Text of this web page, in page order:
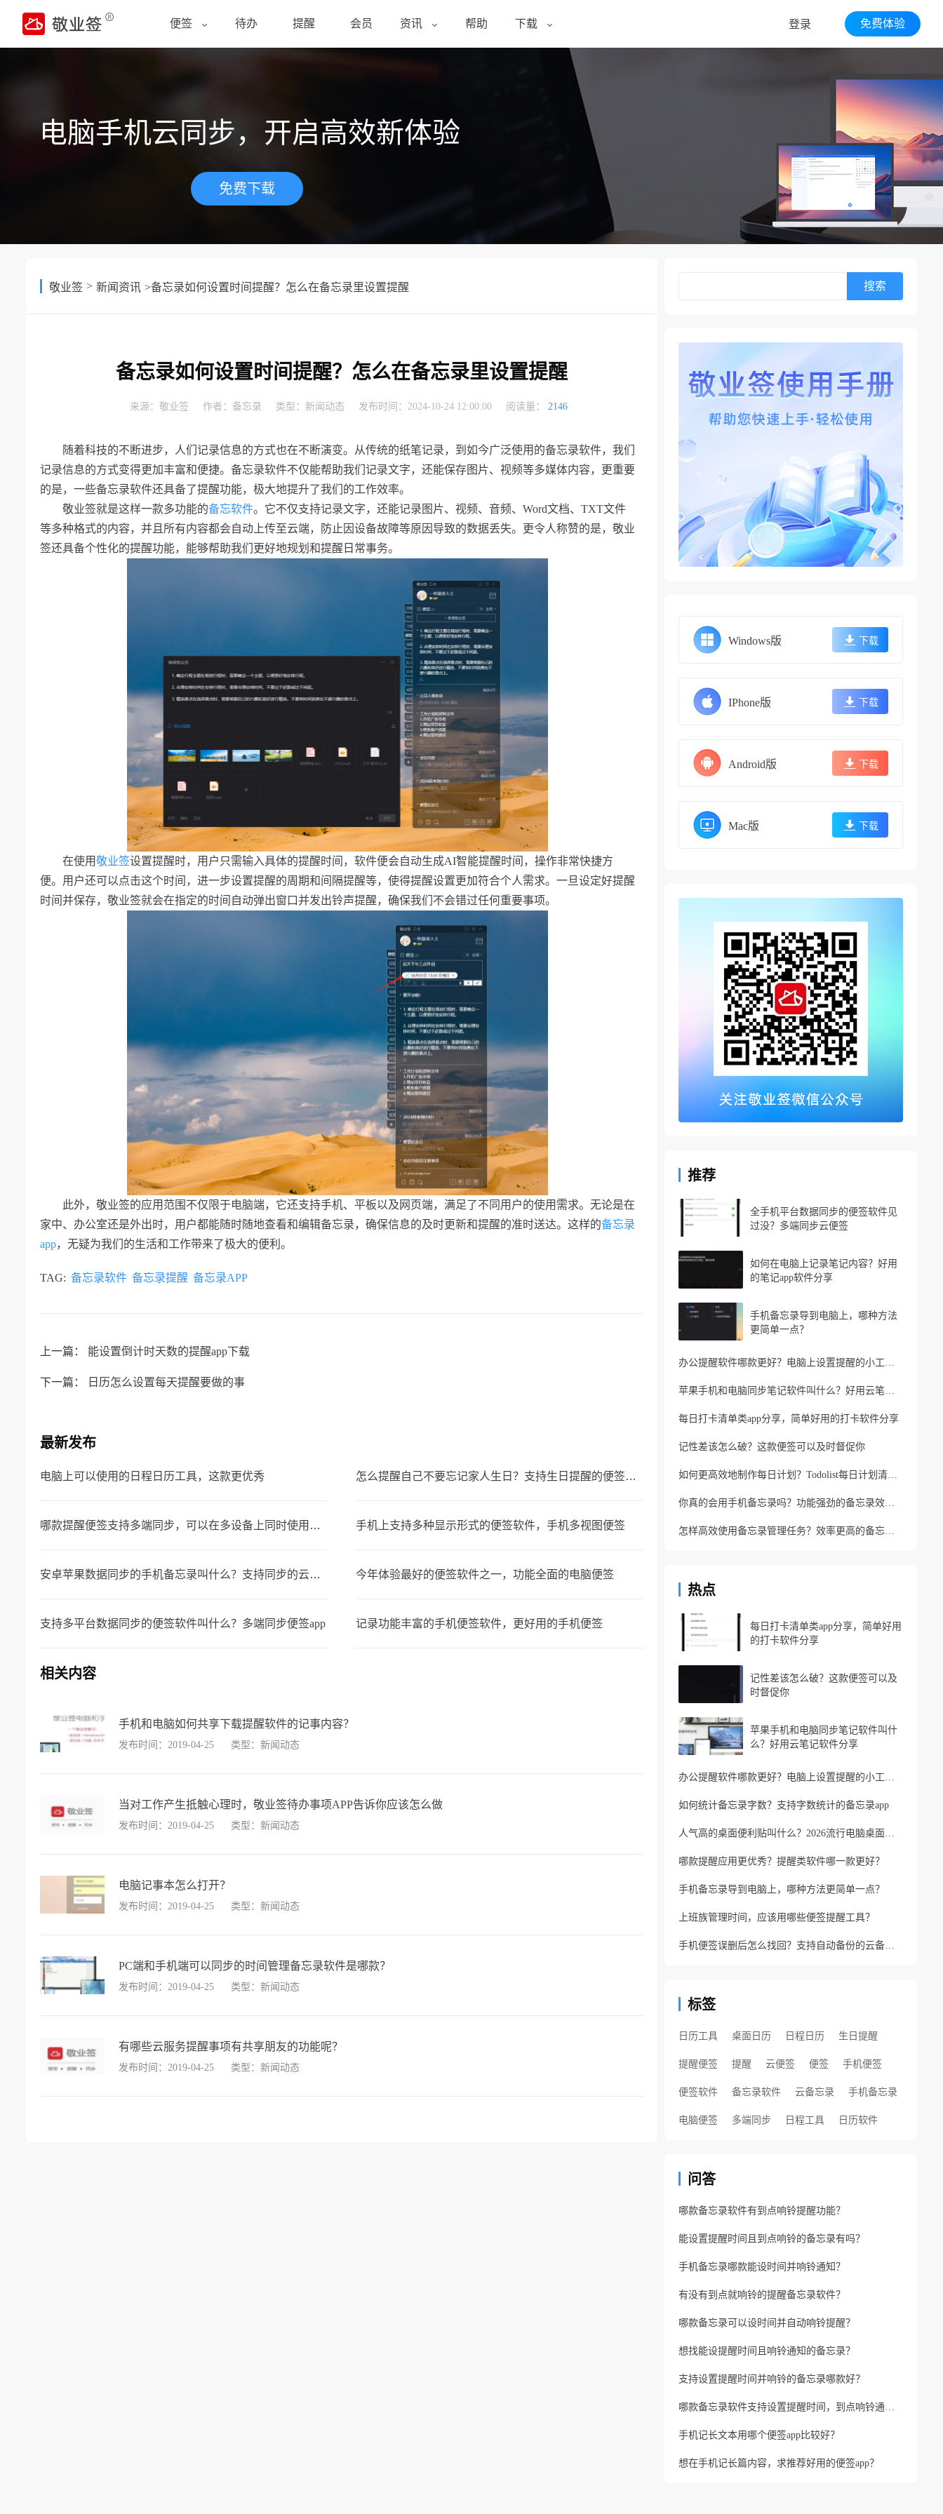
便签 待办 提醒 会员 资讯 帮助 下载 免费体验
登录
电脑手机云同步，开启高效新体验
免费下载
敬业签 > 新闻资讯 >备忘录如何设置时间提醒？怎么在备忘录里设置提醒
备忘录如何设置时间提醒？怎么在备忘录里设置提醒
来源： 敬业签 作者： 备忘录 类型： 新闻动态 发布时间：2024-10-24 12:00:00 阅读量： 2146
随着科技的不断进步，人们记录信息的方式也在不断演变。从传统的纸笔记录，到如今广泛使用的备忘录软件，我们
记录信息的方式变得更加丰富和便捷。备忘录软件不仅能帮助我们记录文字，还能保存图片、视频等多媒体内容，更重要
的是，一些备忘录软件还具备了提醒功能，极大地提升了我们的工作效率。
敬业签就是这样一款多功能的备忘软件。它不仅支持记录文字，还能记录图片、视频、音频、Word文档、TXT文件
等多种格式的内容，并且所有内容都会自动上传至云端，防止因设备故障等原因导致的数据丢失。更令人称赞的是，敬业
签还具备个性化的提醒功能，能够帮助我们更好地规划和提醒日常事务。
在使用敬业签设置提醒时，用户只需输入具体的提醒时间，软件便会自动生成AI智能提醒时间，操作非常快捷方
便。用户还可以点击这个时间，进一步设置提醒的周期和间隔提醒等，使得提醒设置更加符合个人需求。一旦设定好提醒
时间并保存，敬业签就会在指定的时间自动弹出窗口并发出铃声提醒，确保我们不会错过任何重要事项。
此外，敬业签的应用范围不仅限于电脑端，它还支持手机、平板以及网页端，满足了不同用户的使用需求。无论是在
家中、办公室还是外出时，用户都能随时随地查看和编辑备忘录，确保信息的及时更新和提醒的准时送达。这样的备忘录
app，无疑为我们的生活和工作带来了极大的便利。
TAG: 备忘录软件 备忘录提醒 备忘录APP
上一篇： 能设置倒计时天数的提醒app下载
下一篇： 日历怎么设置每天提醒要做的事
最新发布
电脑上可以使用的日程日历工具，这款更优秀 怎么提醒自己不要忘记家人生日？支持生日提醒的便签软件
哪款提醒便签支持多端同步，可以在多设备上同时使用的便签 手机上支持多种显示形式的便签软件，手机多视图便签
安卓苹果数据同步的手机备忘录叫什么？支持同步的云备忘录 今年体验最好的便签软件之一，功能全面的电脑便签
支持多平台数据同步的便签软件叫什么？多端同步便签app 记录功能丰富的手机便签软件，更好用的手机便签
相关内容
手机和电脑如何共享下载提醒软件的记事内容？
发布时间：2019-04-25 类型：新闻动态
当对工作产生抵触心理时，敬业签待办事项APP告诉你应该怎么做
发布时间：2019-04-25 类型：新闻动态
电脑记事本怎么打开？
发布时间：2019-04-25 类型：新闻动态
PC端和手机端可以同步的时间管理备忘录软件是哪款？
发布时间：2019-04-25 类型：新闻动态
有哪些云服务提醒事项有共享朋友的功能呢？
发布时间：2019-04-25 类型：新闻动态
搜索
Windows版 下载
IPhone版 下载
Android版 下载
Mac版 下载
推荐
全手机平台数据同步的便签软件见
过没？多端同步云便签
如何在电脑上记录笔记内容？好用
的笔记app软件分享
手机备忘录导到电脑上，哪种方法
更简单一点？
办公提醒软件哪款更好？电脑上设置提醒的小工具推荐
苹果手机和电脑同步笔记软件叫什么？好用云笔记软件分享
每日打卡清单类app分享，简单好用的打卡软件分享
记性差该怎么破？这款便签可以及时督促你
如何更高效地制作每日计划？Todolist每日计划清单制作方法
你真的会用手机备忘录吗？功能强劲的备忘录效率工具
怎样高效使用备忘录管理任务？效率更高的备忘录app
热点
每日打卡清单类app分享，简单好用
的打卡软件分享
记性差该怎么破？这款便签可以及
时督促你
苹果手机和电脑同步笔记软件叫什
么？好用云笔记软件分享
办公提醒软件哪款更好？电脑上设置提醒的小工具推荐
如何统计备忘录字数？支持字数统计的备忘录app
人气高的桌面便利贴叫什么？2026流行电脑桌面便利贴
哪款提醒应用更优秀？提醒类软件哪一款更好？
手机备忘录导到电脑上，哪种方法更简单一点？
上班族管理时间，应该用哪些便签提醒工具？
手机便签误删后怎么找回？支持自动备份的云备忘录软件
标签
日历工具 桌面日历 日程日历 生日提醒
提醒便签 提醒 云便签 便签 手机便签
便签软件 备忘录软件 云备忘录 手机备忘录
电脑便签 多端同步 日程工具 日历软件
问答
哪款备忘录软件有到点响铃提醒功能？
能设置提醒时间且到点响铃的备忘录有吗？
手机备忘录哪款能设时间并响铃通知？
有没有到点就响铃的提醒备忘录软件？
哪款备忘录可以设时间并自动响铃提醒？
想找能设提醒时间且响铃通知的备忘录？
支持设置提醒时间并响铃的备忘录哪款好？
哪款备忘录软件支持设置提醒时间，到点响铃通知？
手机记长文本用哪个便签app比较好？
想在手机记长篇内容，求推荐好用的便签app？